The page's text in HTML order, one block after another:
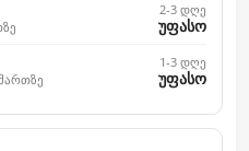
2-3 დღე
უფასო
1-3 დღე
უფასო